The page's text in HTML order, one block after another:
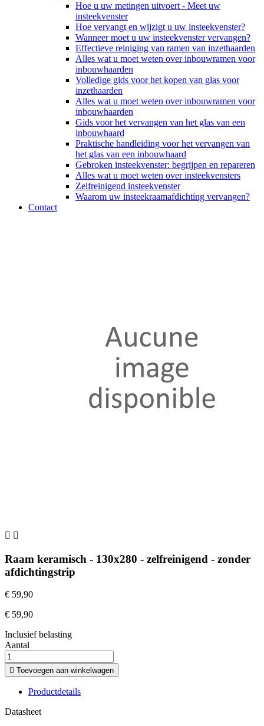
Hoe u uw metingen uitvoert - Meet uw
insteekvenster
Hoe vervangt en wijzigt u uw insteekvenster?
Wanneer moet u uw insteekvenster vervangen?
Effectieve reiniging van ramen van inzethaarden
Alles wat u moet weten over inbouwramen voor
inbouwhaarden
Volledige gids voor het kopen van glas voor
inzethaarden
Alles wat u moet weten over inbouwramen voor
inbouwhaarden
Gids voor het vervangen van het glas van een
inbouwhaard
Praktische handleiding voor het vervangen van
het glas van een inbouwhaard
Gebroken insteekvenster: begrijpen en repareren
Alles wat u moet weten over insteekvensters
Zelfreinigend insteekvenster
Waarom uw insteekraamafdichting vervangen?
Contact
 
Raam keramisch - 130x280 - zelfreinigend - zonder
afdichtingstrip
€ 59,90
€ 59,90
Inclusief belasting
Aantal
 Toevoegen aan winkelwagen
Productdetails
Datasheet